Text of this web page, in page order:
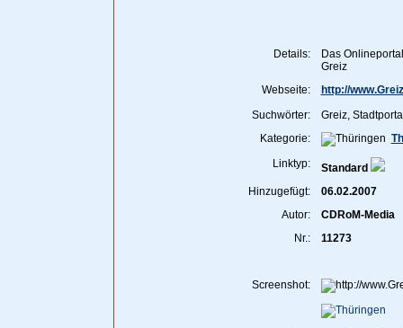
Details:
Das
Greiz
Webseite:
http://
Suchwörter:
Greiz,
Kategorie:
Linktyp:
Standard
Hinzugefügt:
06.02.2007
Autor:
CDRoM-Media
Nr.:
11273
Screenshot: